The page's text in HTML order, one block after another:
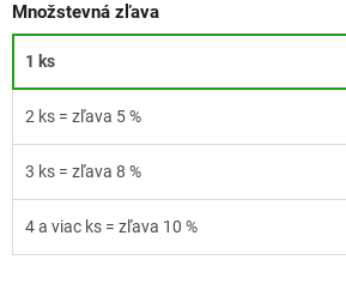
Množstevná zľava
1 ks
2 ks = zľava 5 %
3 ks = zľava 8 %
4 a viac ks = zľava 10 %